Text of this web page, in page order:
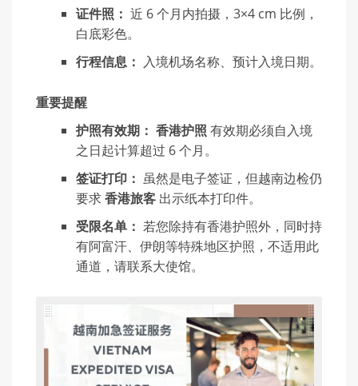
证件照： 近 6 个月内拍摄，3×4 cm 比例，
白底彩色。
行程信息： 入境机场名称、预计入境日期。
重要提醒
护照有效期： 香港护照 有效期必须自入境
之日起计算超过 6 个月。
签证打印： 虽然是电子签证，但越南边检仍
要求香港旅客 出示纸本打印件。
受限名单： 若您除持有香港护照外，同时持
有阿富汗、伊朗等特殊地区护照，不适用此
通道，请联系大使馆。